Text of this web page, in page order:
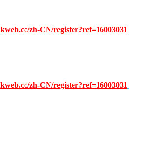
zh-CN/register?ref=16003031
zh-CN/register?ref=16003031